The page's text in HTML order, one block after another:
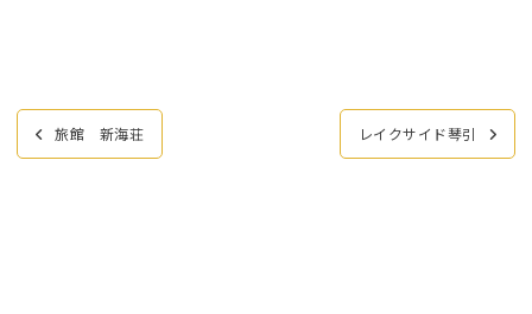
投
稿
旅館 新海荘 レイクサイド琴引